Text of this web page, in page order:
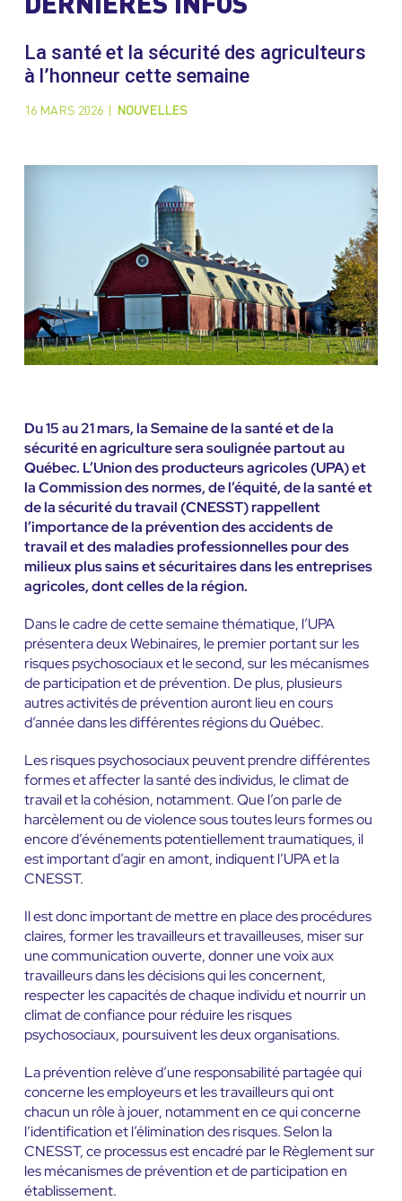
DERNIÈRES INFOS
La santé et la sécurité des agriculteurs
à l’honneur cette semaine
16 MARS 2026 NOUVELLES
Du 15 au 21 mars, la Semaine de la santé et de la
sécurité en agriculture sera soulignée partout au
Québec. L’Union des producteurs agricoles (UPA) et
la Commission des normes, de l’équité, de la santé et
de la sécurité du travail (CNESST) rappellent
l’importance de la prévention des accidents de
travail et des maladies professionnelles pour des
milieux plus sains et sécuritaires dans les entreprises
agricoles, dont celles de la région.
Dans le cadre de cette semaine thématique, l’UPA
présentera deux Webinaires, le premier portant sur les
risques psychosociaux et le second, sur les mécanismes
de participation et de prévention. De plus, plusieurs
autres activités de prévention auront lieu en cours
d’année dans les différentes régions du Québec.
Les risques psychosociaux peuvent prendre différentes
formes et affecter la santé des individus, le climat de
travail et la cohésion, notamment. Que l’on parle de
harcèlement ou de violence sous toutes leurs formes ou
encore d’événements potentiellement traumatiques, il
est important d’agir en amont, indiquent l’UPA et la
CNESST.
Il est donc important de mettre en place des procédures
claires, former les travailleurs et travailleuses, miser sur
une communication ouverte, donner une voix aux
travailleurs dans les décisions qui les concernent,
respecter les capacités de chaque individu et nourrir un
climat de confiance pour réduire les risques
psychosociaux, poursuivent les deux organisations.
La prévention relève d’une responsabilité partagée qui
concerne les employeurs et les travailleurs qui ont
chacun un rôle à jouer, notamment en ce qui concerne
l’identification et l’élimination des risques. Selon la
CNESST, ce processus est encadré par le Règlement sur
les mécanismes de prévention et de participation en
établissement.